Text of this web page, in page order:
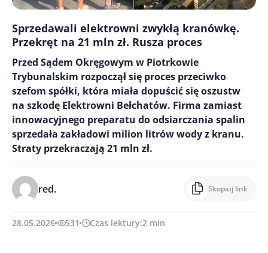
Sprzedawali elektrowni zwykłą kranówkę.
Przekręt na 21 mln zł. Rusza proces
Przed Sądem Okręgowym w Piotrkowie
Trybunalskim rozpoczął się proces przeciwko
szefom spółki, która miała dopuścić się oszustw
na szkodę Elektrowni Bełchatów. Firma zamiast
innowacyjnego preparatu do odsiarczania spalin
sprzedała zakładowi milion litrów wody z kranu.
Straty przekraczają 21 mln zł.
red. Skopiuj link
28.05.2026 531 Czas lektury:2 min